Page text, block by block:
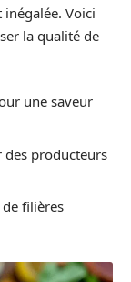
Voici
la qualité de
une saveur
des producteurs
filières